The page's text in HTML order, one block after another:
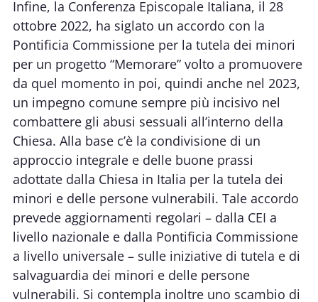
Infine, la Conferenza Episcopale Italiana, il 28
ottobre 2022, ha siglato un accordo con la
Pontificia Commissione per la tutela dei minori
per un progetto “Memorare” volto a promuovere
da quel momento in poi, quindi anche nel 2023,
un impegno comune sempre più incisivo nel
combattere gli abusi sessuali all’interno della
Chiesa. Alla base c’è la condivisione di un
approccio integrale e delle buone prassi
adottate dalla Chiesa in Italia per la tutela dei
minori e delle persone vulnerabili. Tale accordo
prevede aggiornamenti regolari – dalla CEI a
livello nazionale e dalla Pontificia Commissione
a livello universale – sulle iniziative di tutela e di
salvaguardia dei minori e delle persone
vulnerabili. Si contempla inoltre uno scambio di